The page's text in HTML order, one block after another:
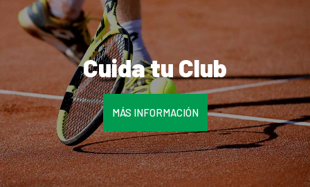
Cuida tu Club
MÁS INFORMACIÓN